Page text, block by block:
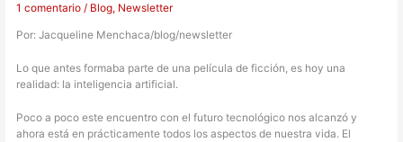
1 comentario / Blog, Newsletter
Por: Jacqueline Menchaca/blog/newsletter
Lo que antes formaba parte de una película de ficción, es hoy una
realidad: la inteligencia artificial.
Poco a poco este encuentro con el futuro tecnológico nos alcanzó y
ahora está en prácticamente todos los aspectos de nuestra vida. El